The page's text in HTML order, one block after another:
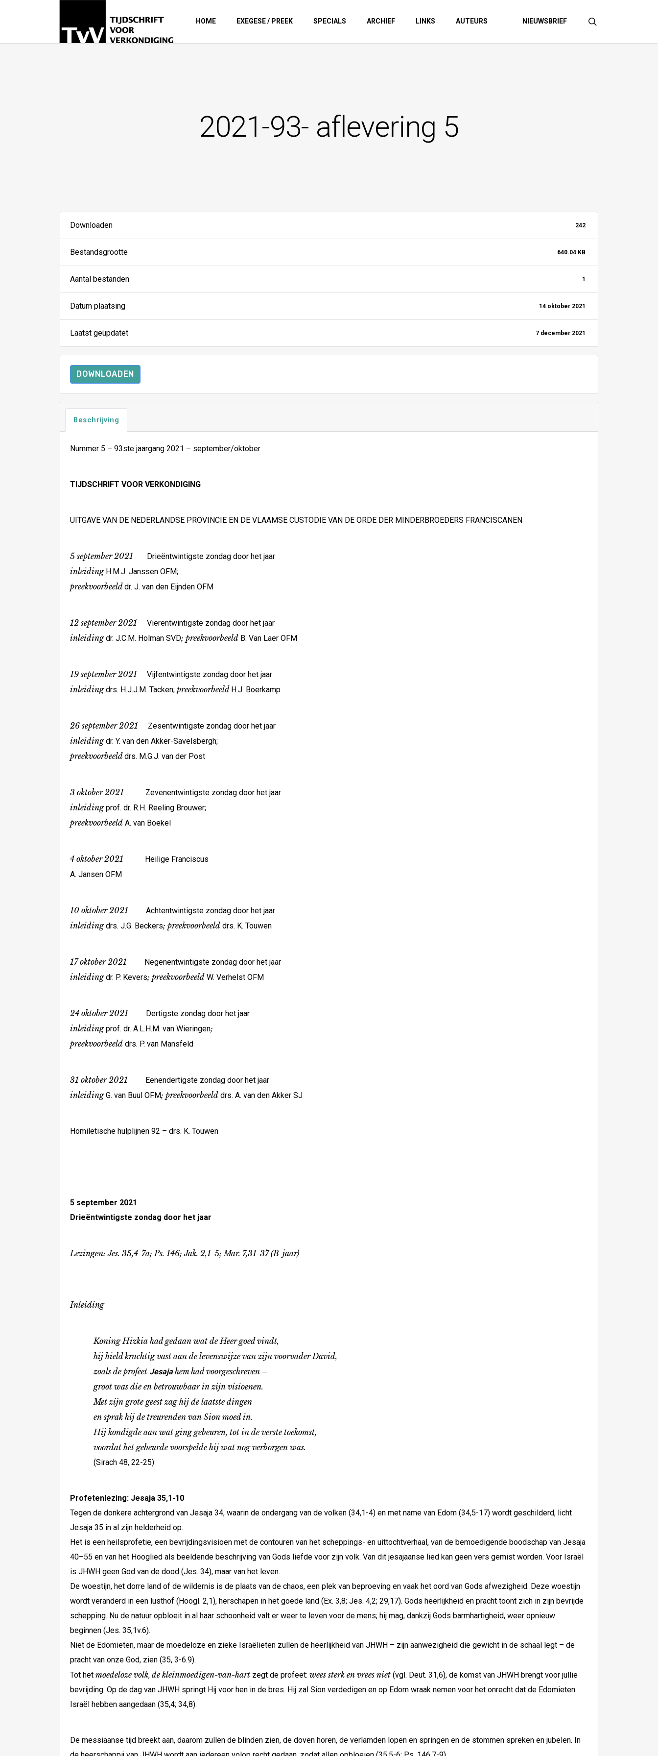
HOME EXEGESE / PREEK SPECIALS ARCHIEF LINKS AUTEURS NIEUWSBRIEF
2021-93- aflevering 5
Downloaden 242
Bestandsgrootte 640.04 KB
Aantal bestanden 1
Datum plaatsing 14 oktober 2021
Laatst geüpdatet 7 december 2021
DOWNLOADEN
Beschrijving
Nummer 5 – 93ste jaargang 2021 – september/oktober
TIJDSCHRIFT VOOR VERKONDIGING
UITGAVE VAN DE NEDERLANDSE PROVINCIE EN DE VLAAMSE CUSTODIE VAN DE ORDE DER MINDERBROEDERS FRANCISCANEN
5 september 2021 Drieëntwintigste zondag door het jaar
inleiding H.M.J. Janssen OFM;
preekvoorbeelddr. J. van den Eijnden OFM
12 september 2021 Vierentwintigste zondag door het jaar
inleidingdr. J.C.M. Holman SVD; preekvoorbeeld B. Van Laer OFM
19 september 2021 Vijfentwintigste zondag door het jaar
inleidingdrs. H.J.J.M. Tacken; preekvoorbeeld H.J. Boerkamp
26 september 2021 Zesentwintigste zondag door het jaar
inleidingdr. Y. van den Akker-Savelsbergh;
preekvoorbeelddrs. M.G.J. van der Post
3 oktober 2021 Zevenentwintigste zondag door het jaar
inleidingprof. dr. R.H. Reeling Brouwer;
preekvoorbeeld A. van Boekel
4 oktober 2021 Heilige Franciscus
A. Jansen OFM
10 oktober 2021 Achtentwintigste zondag door het jaar
inleidingdrs. J.G. Beckers; preekvoorbeeld drs. K. Touwen
17 oktober 2021 Negenentwintigste zondag door het jaar
inleidingdr. P. Kevers; preekvoorbeeld W. Verhelst OFM
24 oktober 2021 Dertigste zondag door het jaar
inleidingprof. dr. A.L.H.M. van Wieringen;
preekvoorbeeld drs. P. van Mansfeld
31 oktober 2021 Eenendertigste zondag door het jaar
inleidingG. van Buul OFM; preekvoorbeeld drs. A. van den Akker SJ
Homiletische hulplijnen 92 – drs. K. Touwen
5 september 2021
Drieëntwintigste zondag door het jaar
Lezingen: Jes. 35,4-7a; Ps. 146; Jak. 2,1-5; Mar. 7,31-37 (B-jaar)
Inleiding
Koning Hizkia had gedaan wat de Heer goed vindt,
hij hield krachtig vast aan de levenswijze van zijn voorvader David,
zoals de profeet Jesajahem had voorgeschreven –
groot was die en betrouwbaar in zijn visioenen.
Met zijn grote geest zag hij de laatste dingen
en sprak hij de treurenden van Sion moed in.
Hij kondigde aan wat ging gebeuren, tot in de verste toekomst,
voordat het gebeurde voorspelde hij wat nog verborgen was.
(Sirach 48, 22-25)
Profetenlezing: Jesaja 35,1-10
Tegen de donkere achtergrond van Jesaja 34, waarin de ondergang van de volken (34,1-4) en met name van Edom (34,5-17) wordt geschilderd, licht
Jesaja 35 in al zijn helderheid op.
Het is een heilsprofetie, een bevrijdingsvisioen met de contouren van het scheppings- en uittochtverhaal, van de bemoedigende boodschap van Jesaja
40–55 en van het Hooglied als beeldende beschrijving van Gods liefde voor zijn volk. Van dit jesajaanse lied kan geen vers gemist worden. Voor Israël
is JHWH geen God van de dood (Jes. 34), maar van het leven.
De woestijn, het dorre land of de wildernis is de plaats van de chaos, een plek van beproeving en vaak het oord van Gods afwezigheid. Deze woestijn
wordt veranderd in een lusthof (Hoogl. 2,1), herschapen in het goede land (Ex. 3,8; Jes. 4,2; 29,17). Gods heerlijkheid en pracht toont zich in zijn bevrijde
schepping. Nu de natuur opbloeit in al haar schoonheid valt er weer te leven voor de mens; hij mag, dankzij Gods barmhartigheid, weer opnieuw
beginnen (Jes. 35,1v.6).
Niet de Edomieten, maar de moedeloze en zieke Israëlieten zullen de heerlijkheid van JHWH – zijn aanwezigheid die gewicht in de schaal legt – de
pracht van onze God, zien (35, 3-6.9).
Tot het moedeloze volk, de kleinmoedigen-van-hart zegt de profeet: wees sterk en vrees niet (vgl. Deut. 31,6), de komst van JHWH brengt voor jullie
bevrijding. Op de dag van JHWH springt Hij voor hen in de bres. Hij zal Sion verdedigen en op Edom wraak nemen voor het onrecht dat de Edomieten
Israël hebben aangedaan (35,4; 34,8).
De messiaanse tijd breekt aan, daarom zullen de blinden zien, de doven horen, de verlamden lopen en springen en de stommen spreken en jubelen. In